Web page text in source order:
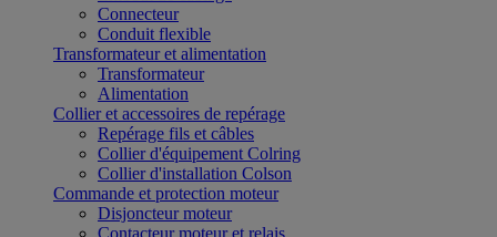
Connecteur
Conduit flexible
Transformateur et alimentation
Transformateur
Alimentation
Collier et accessoires de repérage
Repérage fils et câbles
Collier d'équipement Colring
Collier d'installation Colson
Commande et protection moteur
Disjoncteur moteur
Contacteur moteur et relais